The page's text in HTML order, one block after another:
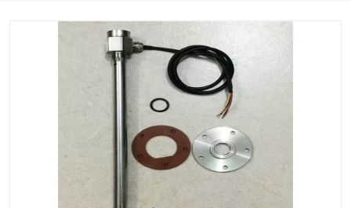
流量传感器
液氮液位计
液位计传感器定制
物位计